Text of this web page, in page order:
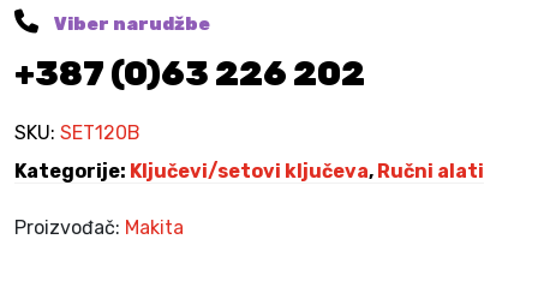
l
u
e
a
i
Viber narudžbe
+387 (0)63 226 202
SKU: SET120B
Kategorije: Ključevi/setovi ključeva, Ručni alati
Proizvođač: Makita